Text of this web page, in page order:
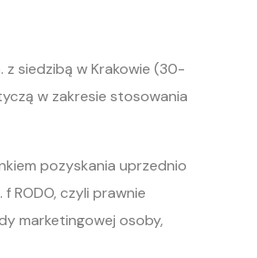
siedzibą w Krakowie (30-
w zakresie stosowania
pozyskania uprzednio
RODO, czyli prawnie
marketingowej osoby,